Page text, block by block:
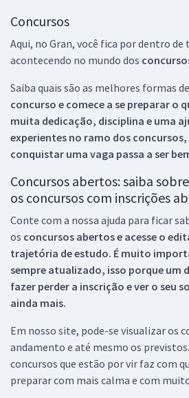
Concursos
Aqui, no Gran, você fica por dentro de
acontecendo no mundo dos
Saiba quais são as melhores formas de
concurso e comece a se preparar o
muita dedicação, disciplina e uma
experientes no ramo dos concursos,
conquistar uma vaga passa a ser
Concursos abertos: saiba
os concursos com inscrições
Conte com a nossa ajuda para ficar
os concursos abertos e acesse o
trajetória de estudo. É muito
sempre atualizado, isso porque um
fazer perder a inscrição e ver o seu
ainda mais.
Em nosso site, pode-se visualizar os
andamento e até mesmo os
concursos que estão por vir faz com
preparar com mais calma e com